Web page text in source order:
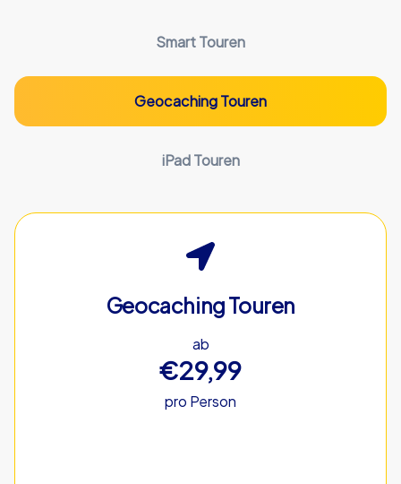
Smart Touren
Geocaching Touren
iPad Touren
Geocaching Touren
ab
€29,99
pro Person